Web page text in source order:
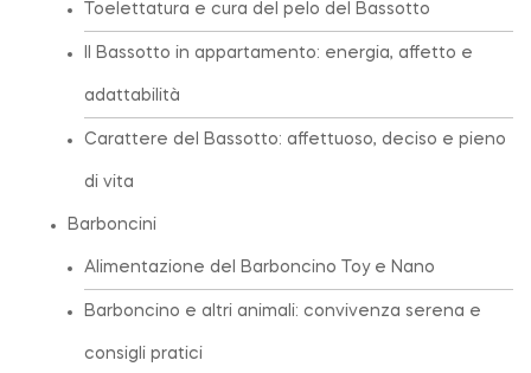
Toelettatura e cura del pelo del Bassotto
Il Bassotto in appartamento: energia, affetto e
adattabilità
Carattere del Bassotto: affettuoso, deciso e pieno
di vita
Barboncini
Alimentazione del Barboncino Toy e Nano
Barboncino e altri animali: convivenza serena e
consigli pratici